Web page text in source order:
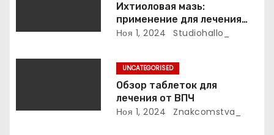
Ихтиоловая мазь:
применение для лечения
фурункулов
Ноя 1, 2024 Studiohallo_
UNCATEGORISED
Обзор таблеток для
лечения от ВПЧ
Ноя 1, 2024 Znakcomstva_